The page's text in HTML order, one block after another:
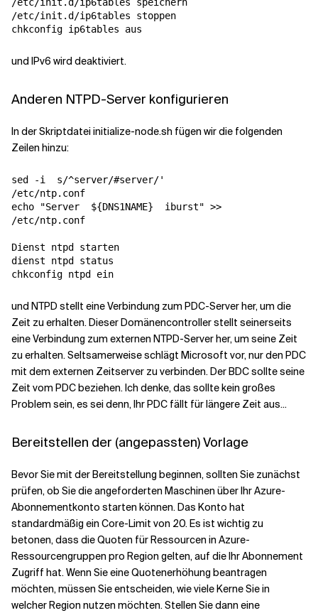
/etc/init.d/ip6tables stoppen
und IPv6 wird deaktiviert.
Anderen NTPD-Server konfigurieren
In der Skriptdatei initialize-node.sh fügen wir die folgenden
Zeilen hinzu:
sed -i s/^server/#server/'
echo
"Server ${DNS1NAME}
  iburst"
>>
/etc/ntp.conf
Dienst ntpd starten
dienst ntpd status
und NTPD stellt eine Verbindung zum PDC-Server her, um die
Zeit zu erhalten. Dieser Domänencontroller stellt seinerseits
eine Verbindung zum externen NTPD-Server her, um seine Zeit
zu erhalten. Seltsamerweise schlägt Microsoft vor, nur den PDC
mit dem externen Zeitserver zu verbinden. Der BDC sollte seine
Zeit vom PDC beziehen. Ich denke, das sollte kein großes
Problem sein, es sei denn, Ihr PDC fällt für längere Zeit aus...
Bereitstellen der (angepassten) Vorlage
Bevor Sie mit der Bereitstellung beginnen, sollten Sie zunächst
prüfen, ob Sie die angeforderten Maschinen über Ihr Azure-
Abonnementkonto starten können. Das Konto hat
standardmäßig ein Core-Limit von 20. Es ist wichtig zu
betonen, dass die Quoten für Ressourcen in Azure-
Ressourcengruppen pro Region gelten, auf die Ihr Abonnement
Zugriff hat. Wenn Sie eine Quotenerhöhung beantragen
möchten, müssen Sie entscheiden, wie viele Kerne Sie in
welcher Region nutzen möchten. Stellen Sie dann eine